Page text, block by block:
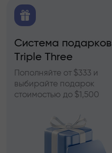
Система подарков
Triple Three
Пополняйте от $333 и
выбирайте подарок
стоимостью до $1,500